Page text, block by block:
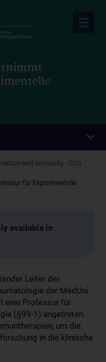
and Immunity - CCII
für Experimentelle
available in
Leiter der
der MedUni
eine Professur für
(§99-1) angetreten.
um die
in die klinische